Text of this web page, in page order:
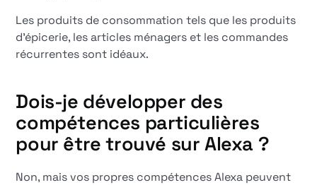
Les produits de consommation tels que les produits
d'épicerie, les articles ménagers et les commandes
récurrentes sont idéaux.
Dois-je développer des
compétences particulières
pour être trouvé sur Alexa ?
Non, mais vos propres compétences Alexa peuvent